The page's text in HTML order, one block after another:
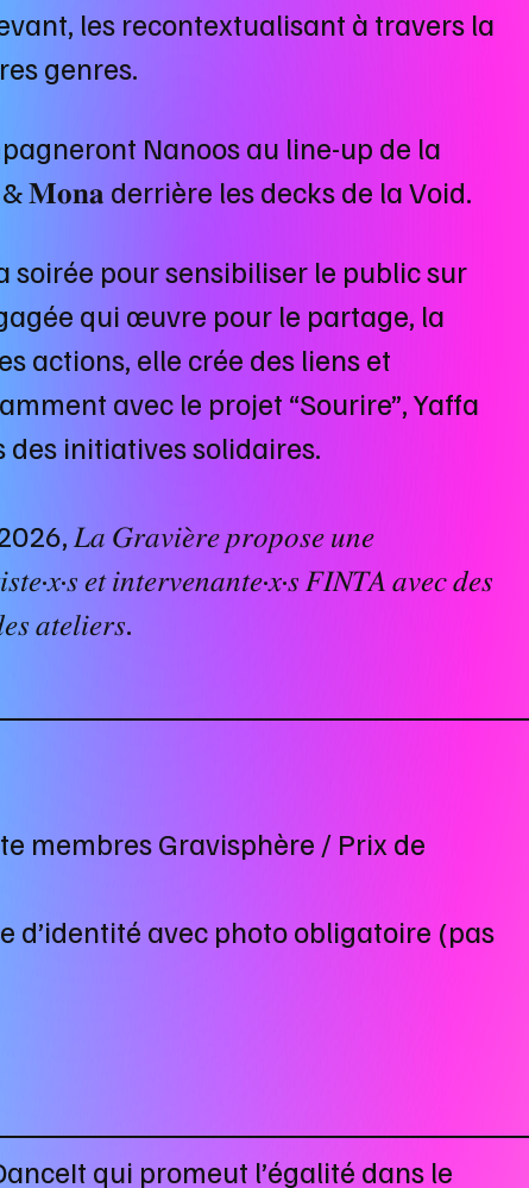
les recontextualisant à travers la
genres.
Nanoos au line-up de la
𝐌𝐨𝐧𝐚 derrière les decks de la Void.
soirée pour sensibiliser le public sur
qui œuvre pour le partage, la
actions, elle crée des liens et
avec le projet “Sourire”, Yaffa
initiatives solidaires.
𝐿𝑎 𝐺𝑟𝑎𝑣𝑖𝑒̀𝑟𝑒 𝑝𝑟𝑜𝑝𝑜𝑠𝑒 𝑢𝑛𝑒
𝑒𝑡 𝑖𝑛𝑡𝑒𝑟𝑣𝑒𝑛𝑎𝑛𝑡𝑒·𝑥·𝑠 𝐹𝐼𝑁𝑇𝐴 𝑎𝑣𝑒𝑐 𝑑𝑒𝑠
𝑎𝑡𝑒𝑙𝑖𝑒𝑟𝑠.
membres Gravisphère / Prix de
d’identité avec photo obligatoire (pas
qui promeut l’égalité dans le